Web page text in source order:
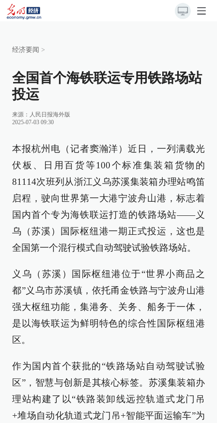
经济要闻 >
全国首个海铁联运专用铁路场站
投运
来源： 人民日报海外版
2025-07-03 09:30
本报杭州电（记者窦瀚洋）近日，一列满载光
伏板、日用百货等100个标准集装箱货物的
81114次班列从浙江义乌苏溪集装箱办理站鸣笛
启程，驶向世界第一大港宁波舟山港，标志着
国内首个专为海铁联运打造的铁路场站——义
乌（苏溪）国际枢纽港一期正式投运，这也是
全国第一个混行模式自动驾驶试验铁路场站。
义乌（苏溪）国际枢纽港位于“世界小商品之
都”义乌市苏溪镇，依托甬金铁路与宁波舟山港
强大枢纽功能，集港务、关务、船务于一体，
是以海铁联运为鲜明特色的综合性国际枢纽港
区。
作为国内首个获批的“铁路场站自动驾驶试验
区”，智慧与创新是其核心标签。苏溪集装箱办
理站构建了以“铁路装卸线远控轨道式龙门吊
+堆场自动化轨道式龙门吊+智能平面运输车”为